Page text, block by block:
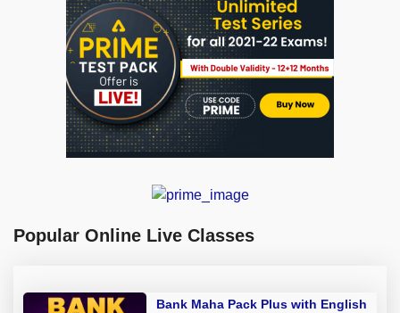
Popular Online Live Classes
Bank Maha Pack Plus with English